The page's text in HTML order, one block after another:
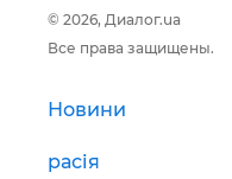
© 2026, Диалог.ua
Все права защищены.
Новини
расія